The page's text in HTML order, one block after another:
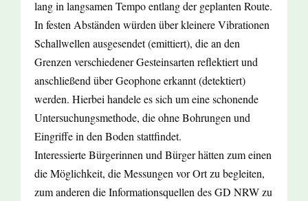
lang in langsamen Tempo entlang der geplanten Route.
In festen Abständen würden über kleinere Vibrationen
Schallwellen ausgesendet (emittiert), die an den
Grenzen verschiedener Gesteinsarten reflektiert und
anschließend über Geophone erkannt (detektiert)
werden. Hierbei handele es sich um eine schonende
Untersuchungsmethode, die ohne Bohrungen und
Eingriffe in den Boden stattfindet.
Interessierte Bürgerinnen und Bürger hätten zum einen
die Möglichkeit, die Messungen vor Ort zu begleiten,
zum anderen die Informationsquellen des GD NRW zu